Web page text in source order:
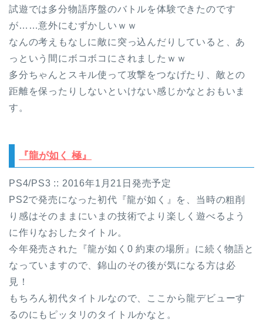
試遊では多分物語序盤のバトルを体験できたのです
が……意外にむずかしいｗｗ
なんの考えもなしに敵に突っ込んだりしていると、あ
っという間にボコボコにされましたｗｗ
多分ちゃんとスキル使って攻撃をつなげたり、敵との
距離を保ったりしないといけない感じかなとおもいま
す。
『龍が如く 極』
PS4/PS3 :: 2016年1月21日発売予定
PS2で発売になった初代『龍が如く』を、当時の粗削
り感はそのままにいまの技術でより楽しく遊べるよう
に作りなおしたタイトル。
今年発売された『龍が如く0 約束の場所』に続く物語と
なっていますので、錦山のその後が気になる方は必
見！
もちろん初代タイトルなので、ここから龍デビューす
るのにもピッタリのタイトルかなと。